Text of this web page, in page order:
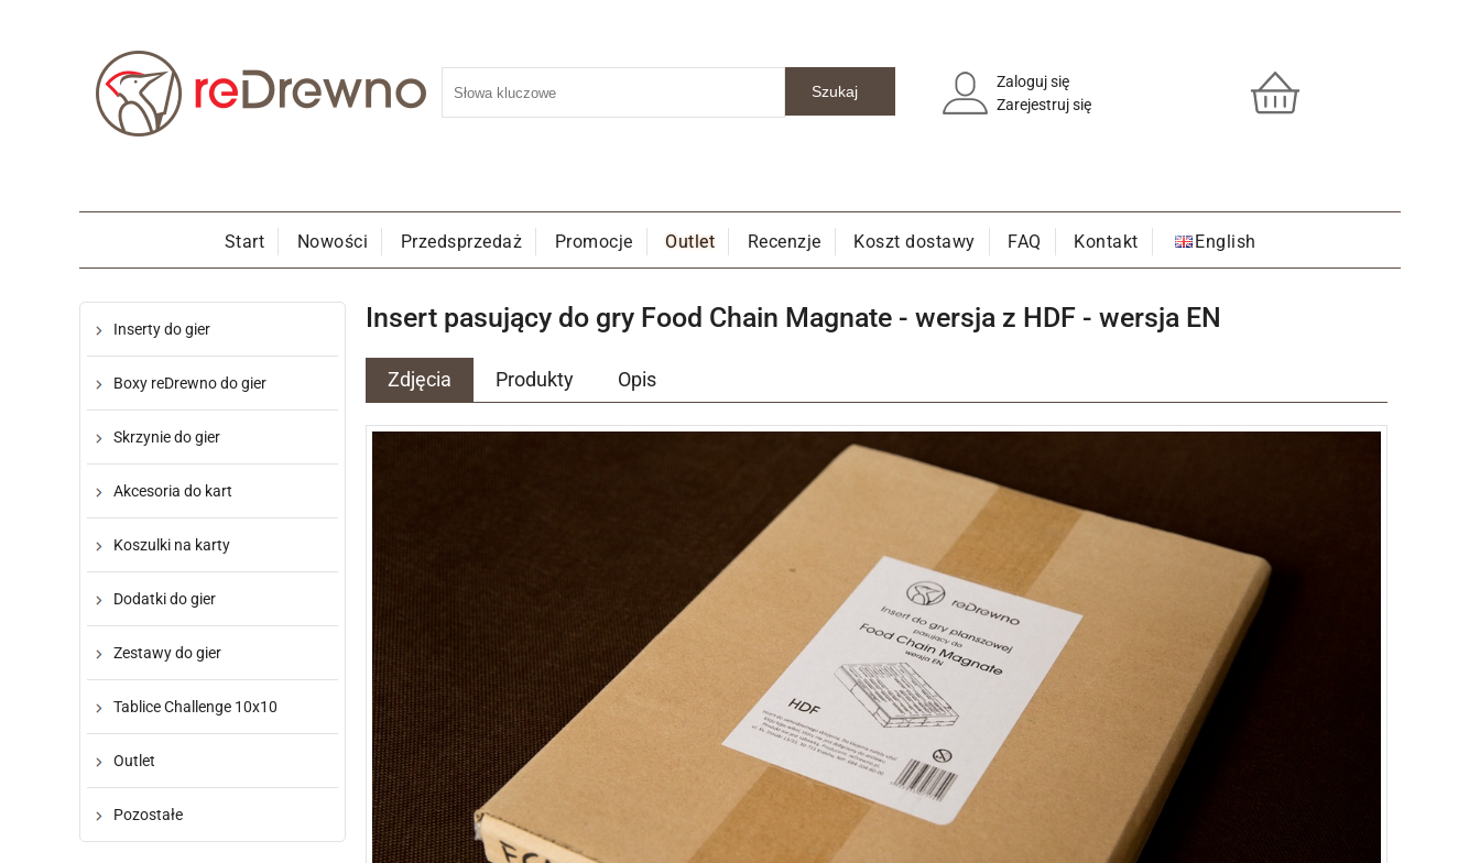
Zaloguj się
Zarejestruj się
Start Nowości Przedsprzedaż Promocje Outlet Recenzje Koszt dostawy FAQ Kontakt English
Inserty do gier
Boxy reDrewno do gier
Skrzynie do gier
Akcesoria do kart
Koszulki na karty
Dodatki do gier
Zestawy do gier
Tablice Challenge 10x10
Outlet
Pozostałe
Insert pasujący do gry Food Chain Magnate - wersja z HDF - wersja EN
Zdjęcia Produkty Opis